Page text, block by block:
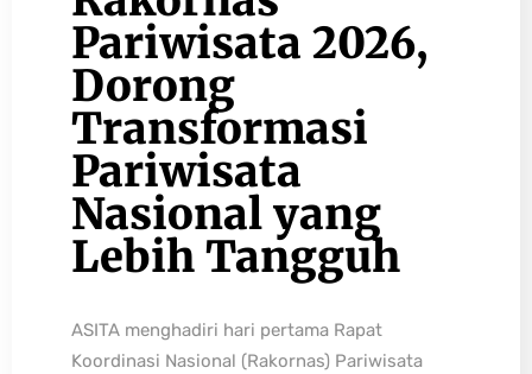
Pariwisata 2026,
Dorong
Transformasi
Pariwisata
Nasional yang
Lebih Tangguh
ASITA menghadiri hari pertama Rapat
Koordinasi Nasional (Rakornas) Pariwisata